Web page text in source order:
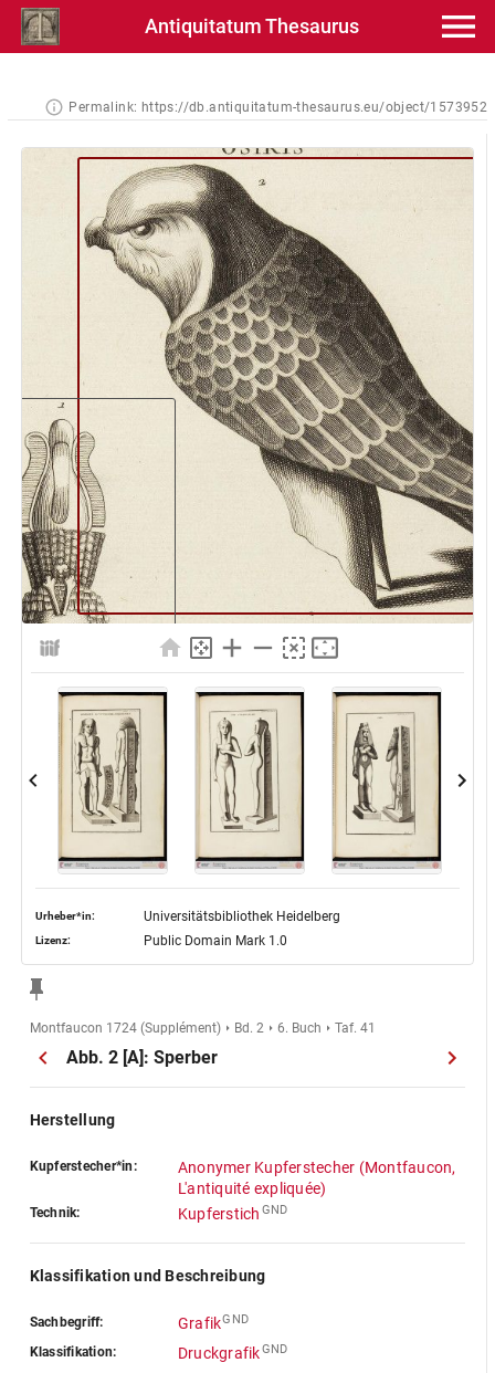
Antiquitatum Thesaurus
Permalink: https://db.antiquitatum-thesaurus.eu/object/1573952
Urheber*in: Universitätsbibliothek Heidelberg
Lizenz: Public Domain Mark 1.0
Montfaucon 1724 (Supplément) Bd. 2 6. Buch Taf. 41
Abb. 2 [A]: Sperber
Herstellung
Kupferstecher*in:
Anonymer Kupferstecher (Montfaucon,
L'antiquité expliquée)
Technik: Kupferstich GND
Klassifikation und Beschreibung
Sachbegriff: GrafikGND
Klassifikation: DruckgrafikGND